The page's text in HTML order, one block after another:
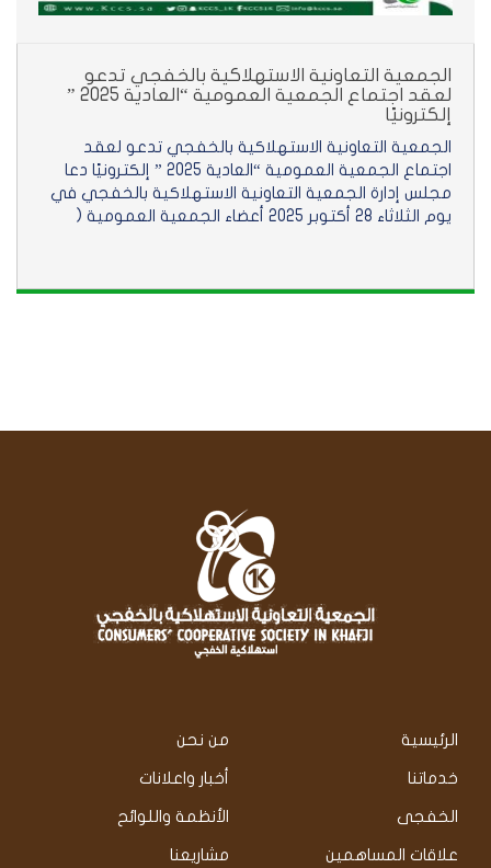
الجمعية التعاونية الاستهلاكية بالخفجي تدعو
لعقد اجتماع الجمعية العمومية “العادية 2025 ”
إلكترونيًا
الجمعية التعاونية الاستهلاكية بالخفجي تدعو لعقد
اجتماع الجمعية العمومية “العادية 2025 ” إلكترونيًا دعا
مجلس إدارة الجمعية التعاونية الاستهلاكية بالخفجي في
يوم الثلاثاء 28 أكتوبر 2025 أعضاء الجمعية العمومية (
الرئيسية من نحن
خدماتنا أخبار واعلانات
الخفجى الأنظمة واللوائح
علاقات المساهمين مشاريعنا